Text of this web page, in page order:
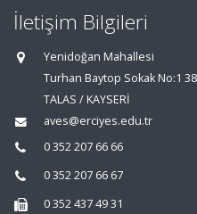
İletişim Bilgileri
Yenidoğan Mahallesi
Turhan Baytop Sokak No:1
TALAS / KAYSERİ
aves@erciyes.edu.tr
0 352 207 66 66
0 352 207 66 67
0 352 437 49 31